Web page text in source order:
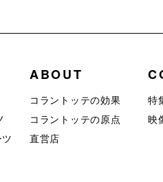
ABOUT
コラントッテの効果
コラントッテの原点
直営店
特
映